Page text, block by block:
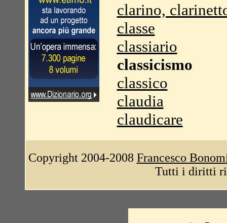
clarino,
classe
classiario
classicismo
classico
claudia
claudicare
Copyright 2004-2008 Francesco
Tutti i diritti